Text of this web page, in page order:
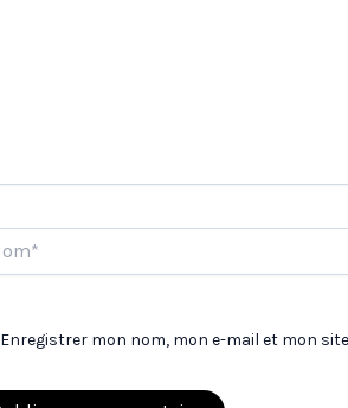
Enregistrer mon nom, mon e-mail et mon